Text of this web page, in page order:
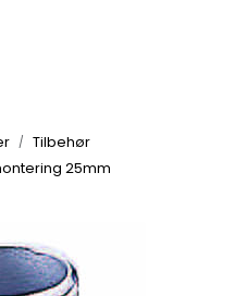
Tilbehør
25mm